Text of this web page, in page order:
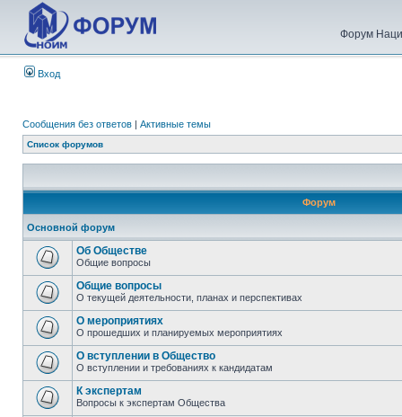
Форум
Вход
Сообщения без ответов | Активные темы
Список форумов
Форум
Основной форум
Об Обществе
Общие вопросы
Общие вопросы
О текущей деятельности, планах и перспективах
О мероприятиях
О прошедших и планируемых мероприятиях
О вступлении в Общество
О вступлении и требованиях к кандидатам
К экспертам
Вопросы к экспертам Общества